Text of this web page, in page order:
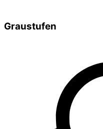
Graustufen